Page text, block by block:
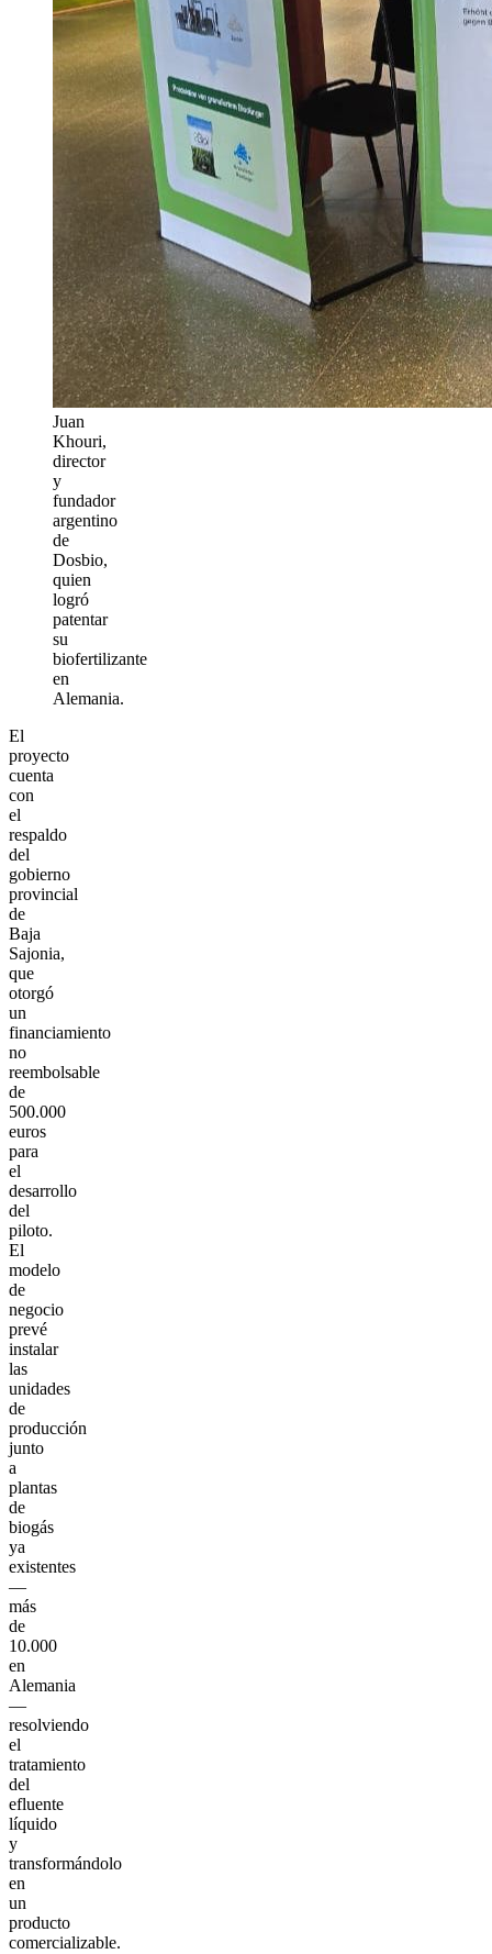
Juan
Khouri,
director
y
fundador
argentino
de
Dosbio,
quien
logró
patentar
su
biofertilizante
en
Alemania.
El
proyecto
cuenta
con
el
respaldo
del
gobierno
provincial
de
Baja
Sajonia,
que
otorgó
un
financiamiento
no
reembolsable
de
500.000
euros
para
el
desarrollo
del
piloto.
El
modelo
de
negocio
prevé
instalar
las
unidades
de
producción
junto
a
plantas
de
biogás
ya
existentes
—
más
de
10.000
en
Alemania
—
resolviendo
el
tratamiento
del
efluente
líquido
y
transformándolo
en
un
producto
comercializable.